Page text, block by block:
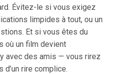
Évitez-le si vous exigez
limpides à tout, ou un
Et si vous êtes du
où un film devient
avec des amis — vous rirez
d’un rire complice.